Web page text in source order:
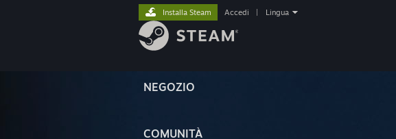
NEGOZIO
COMUNITÀ
Installa Steam Accedi Lingua